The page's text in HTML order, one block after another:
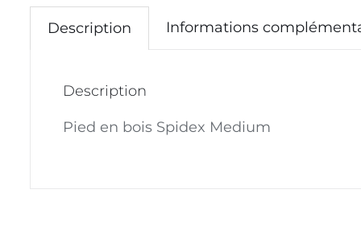
Description Informations
Description
Pied en bois Spidex Medium